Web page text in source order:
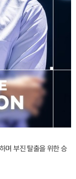
며 부진 탈출을 위한 승